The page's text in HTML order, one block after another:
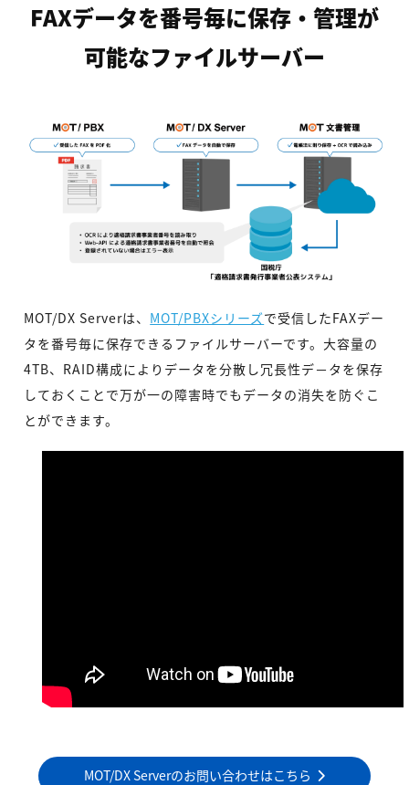
FAXデータを番号毎に保存・管理が
可能なファイルサーバー
MOT/DX Serverは、 MOT/PBXシリーズで受信したFAXデー
タを番号毎に保存できるファイルサーバーです。大容量の
4TB、RAID構成によりデータを分散し冗長性デ－タを保存
しておくことで万が一の障害時でもデータの消失を防ぐこ
とができます。
MOT/DX Serverのお問い合わせはこちら